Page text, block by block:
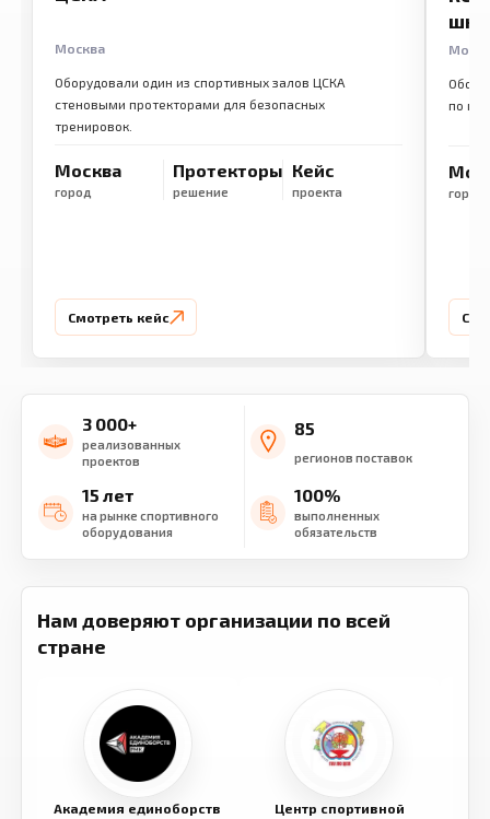
Москва
Оборудовали один из спортивных залов ЦСКА
стеновыми протекторами для безопасных
тренировок.
Москва
город
Протекторы
решение
Кейс
проекта
Смотреть кейс
по
город
3 000+
реализованных
проектов
85
регионов поставок
15 лет
на рынке спортивного
оборудования
100%
выполненных
обязательств
Нам доверяют организации по всей
стране
Академия единоборств
Центр спортивной